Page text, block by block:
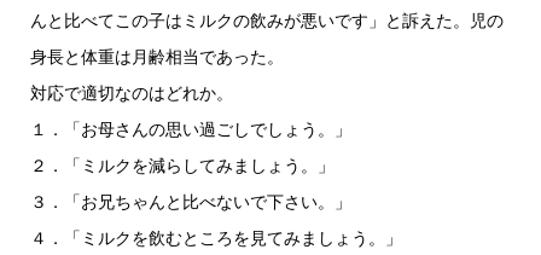
んと比べてこの子はミルクの飲みが悪いです」と訴えた。児の
身長と体重は月齢相当であった。
対応で適切なのはどれか。
１．「お母さんの思い過ごしでしょう。」
２．「ミルクを減らしてみましょう。」
３．「お兄ちゃんと比べないで下さい。」
４．「ミルクを飲むところを見てみましょう。」